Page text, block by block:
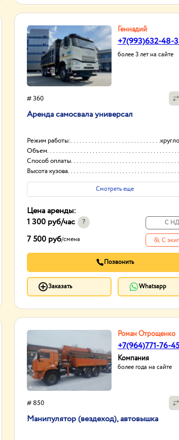
Геннадий
+7(993)632-48-
более 3 лет на сайте
# 360
Аренда самосвала универсал
Режим работы:
Объем
Способ оплаты
Высота кузова
Смотреть еще
Цена аренды:
1 300 руб/час ?
7 500 руб/смена
С
С
Позвонить
Заказать Whatsapp
Роман Отрощенко
+7(964)771-76-45
Компания
более года на сайте
# 850
Манипулятор (вездеход), автовышка